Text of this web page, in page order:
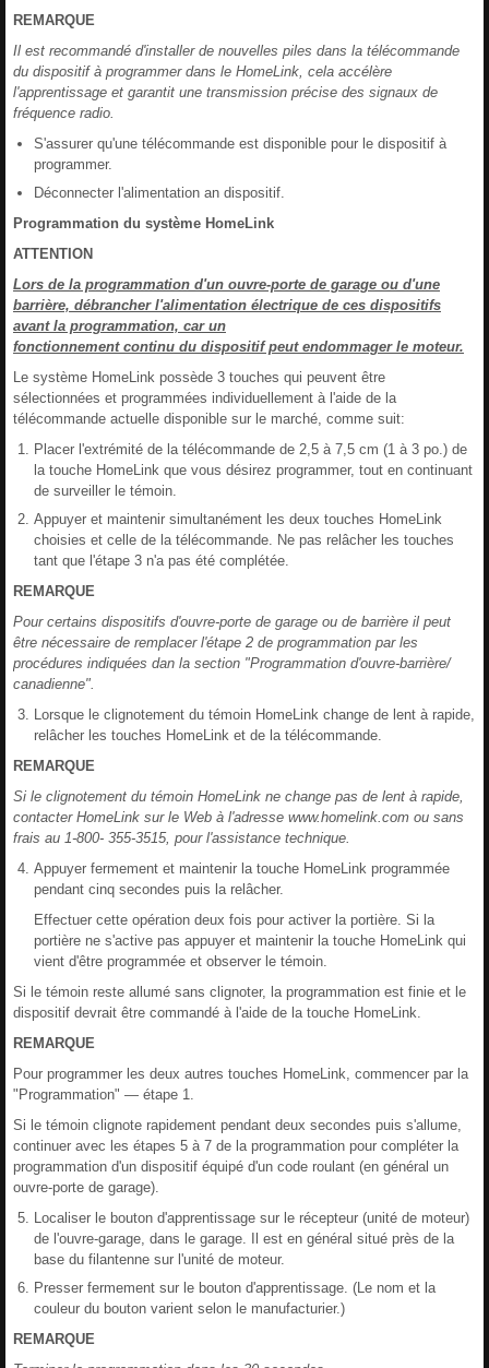
REMARQUE
Il est recommandé d'installer de nouvelles piles dans la télécommande
du dispositif à programmer dans le HomeLink, cela accélère
l'apprentissage et garantit une transmission précise des signaux de
fréquence radio.
S'assurer qu'une télécommande est disponible pour le dispositif à
programmer.
Déconnecter l'alimentation an dispositif.
Programmation du système HomeLink
ATTENTION
Lors de la programmation d'un ouvre-porte de garage ou d'une
barrière, débrancher l'alimentation électrique de ces dispositifs
avant la programmation, car un
fonctionnement continu du dispositif peut endommager le moteur.
Le système HomeLink possède 3 touches qui peuvent être
sélectionnées et programmées individuellement à l'aide de la
télécommande actuelle disponible sur le marché, comme suit:
Placer l'extrémité de la télécommande de 2,5 à 7,5 cm (1 à 3 po.) de
la touche HomeLink que vous désirez programmer, tout en continuant
de surveiller le témoin.
Appuyer et maintenir simultanément les deux touches HomeLink
choisies et celle de la télécommande. Ne pas relâcher les touches
tant que l'étape 3 n'a pas été complétée.
REMARQUE
Pour certains dispositifs d'ouvre-porte de garage ou de barrière il peut
être nécessaire de remplacer l'étape 2 de programmation par les
procédures indiquées dan la section "Programmation d'ouvre-barrière/
canadienne".
Lorsque le clignotement du témoin HomeLink change de lent à rapide,
relâcher les touches HomeLink et de la télécommande.
REMARQUE
Si le clignotement du témoin HomeLink ne change pas de lent à rapide,
contacter HomeLink sur le Web à l'adresse www.homelink.com ou sans
frais au 1-800- 355-3515, pour l'assistance technique.
Appuyer fermement et maintenir la touche HomeLink programmée
pendant cinq secondes puis la relâcher.
Effectuer cette opération deux fois pour activer la portière. Si la
portière ne s'active pas appuyer et maintenir la touche HomeLink qui
vient d'être programmée et observer le témoin.
Si le témoin reste allumé sans clignoter, la programmation est finie et le
dispositif devrait être commandé à l'aide de la touche HomeLink.
REMARQUE
Pour programmer les deux autres touches HomeLink, commencer par la
"Programmation" ― étape 1.
Si le témoin clignote rapidement pendant deux secondes puis s'allume,
continuer avec les étapes 5 à 7 de la programmation pour compléter la
programmation d'un dispositif équipé d'un code roulant (en général un
ouvre-porte de garage).
Localiser le bouton d'apprentissage sur le récepteur (unité de moteur)
de l'ouvre-garage, dans le garage. Il est en général situé près de la
base du filantenne sur l'unité de moteur.
Presser fermement sur le bouton d'apprentissage. (Le nom et la
couleur du bouton varient selon le manufacturier.)
REMARQUE